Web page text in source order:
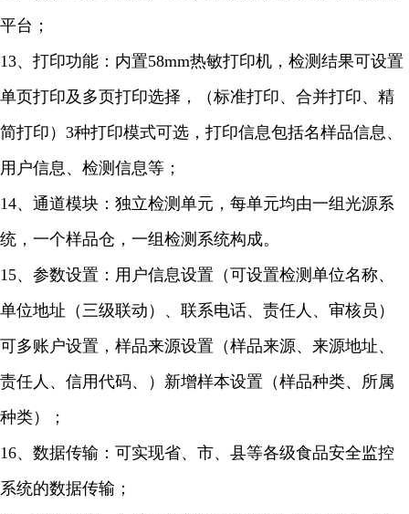
平台；
13、打印功能：内置58mm热敏打印机，检测结果可设置
单页打印及多页打印选择，（标准打印、合并打印、精
简打印）3种打印模式可选，打印信息包括名样品信息、
用户信息、检测信息等；
14、通道模块：独立检测单元，每单元均由一组光源系
统，一个样品仓，一组检测系统构成。
15、参数设置：用户信息设置（可设置检测单位名称、
单位地址（三级联动）、联系电话、责任人、审核员）
可多账户设置，样品来源设置（样品来源、来源地址、
责任人、信用代码、）新增样本设置（样品种类、所属
种类）；
16、数据传输：可实现省、市、县等各级食品安全监控
系统的数据传输；